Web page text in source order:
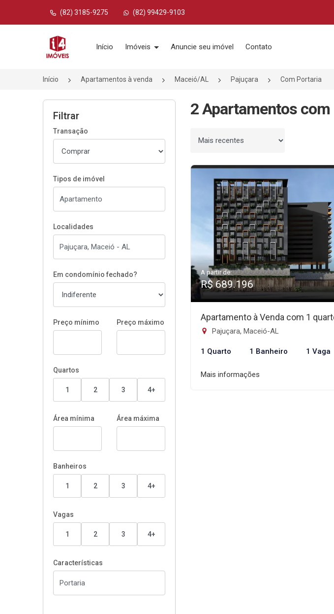
(82) 3185-9275 (82) 99429-9103
Página inicial
Início Imóveis Anuncie seu imóvel Contato
Início Apartamentos à venda Maceió/AL Pajuçara Com Portaria
Filtrar
Transação
Tipos de imóvel
Localidades
Em condomínio fechado?
Preço mínimo Preço máximo
Quartos
1 2 3 4+
Área mínima Área máxima
Banheiros
1 2 3 4+
Vagas
1 2 3 4+
Características
2 Apartamentos com
Ordenar por
A partir de:
R$ 689.196
Apartamento à Venda com 1
Pajuçara, Maceió-AL
1 Quarto 1 Banheiro 1 Vaga
Mais informações